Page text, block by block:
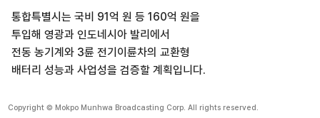
통합특별시는 국비 91억 원 등 160억 원을
투입해 영광과 인도네시아 발리에서
전동 농기계와 3륜 전기이륜차의 교환형
배터리 성능과 사업성을 검증할 계획입니다.
Copyright © Mokpo Munhwa Broadcasting Corp. All rights reserved.